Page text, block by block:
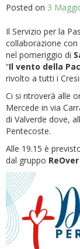
Posted on 3
Il Servizio per la
collaborazione con
nel pomeriggio di
“Il vento della
rivolto a tutti i
Ci si ritroverà alle
Mercede in via
di Valverde dove,
Pentecoste.
Alle 19.15 è
dal gruppo ReOver